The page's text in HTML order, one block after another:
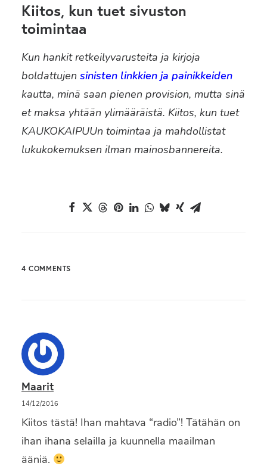
Kiitos, kun tuet sivuston
toimintaa
Kun hankit retkeilyvarusteita ja kirjoja
boldattujen sinisten linkkien ja painikkeiden
kautta, minä saan pienen provision, mutta sinä
et maksa yhtään ylimääräistä. Kiitos, kun tuet
KAUKOKAIPUUn toimintaa ja mahdollistat
lukukokemuksen ilman mainosbannereita.
4 COMMENTS
Maarit
14/12/2016
Kiitos tästä! Ihan mahtava “radio”! Tätähän on
ihan ihana selailla ja kuunnella maailman
ääniä.